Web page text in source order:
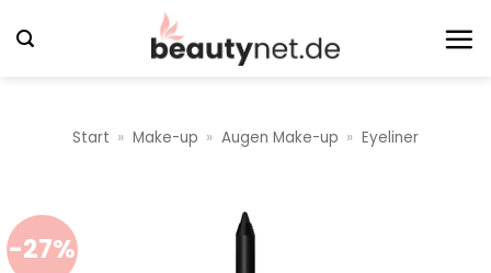
Inhalt
Start » Make-up » Augen Make-up » Eyeliner
-27%